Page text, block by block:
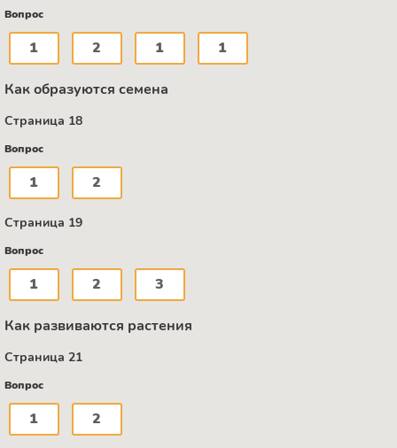
Вопрос
1 2 1 1
Как образуются семена
Страница 18
Вопрос
1 2
Страница 19
Вопрос
1 2 3
Как развиваются растения
Страница 21
Вопрос
1 2